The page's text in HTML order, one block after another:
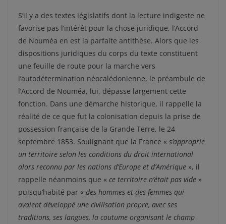
S’il y a des textes législatifs dont la lecture indigeste ne
favorise pas l’intérêt pour la chose juridique, l’Accord
de Nouméa en est la parfaite antithèse. Alors que les
dispositions juridiques du corps du texte constituent
une feuille de route pour la marche vers
l’autodétermination néocalédonienne, le préambule de
l’Accord de Nouméa, lui, dépasse largement cette
fonction. Dans une démarche historique, il rappelle la
réalité de ce que fut la colonisation depuis la prise de
possession française de la Grande Terre, le 24
septembre 1853. Soulignant que la France « s’approprie
un territoire selon les conditions du droit international
alors reconnu par les nations d’Europe et d’Amérique », il
rappelle néanmoins que « ce territoire n’était pas vide »
puisqu’habité par « des hommes et des femmes qui
avaient développé une civilisation propre, avec ses
traditions, ses langues, la coutume organisant le champ